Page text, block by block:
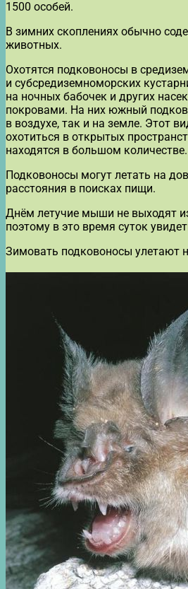
1500 особей.
В зимних скоплениях обычно
животных.
Охотятся подковоносы в
и субсредиземноморских
на ночных бабочек и других
покровами. На них южный
в воздухе, так и на земле. Этот
охотиться в открытых
находятся в большом количестве.
Подковоносы могут летать на
расстояния в поисках пищи.
Днём летучие мыши не выходят
поэтому в это время суток
Зимовать подковоносы улетают